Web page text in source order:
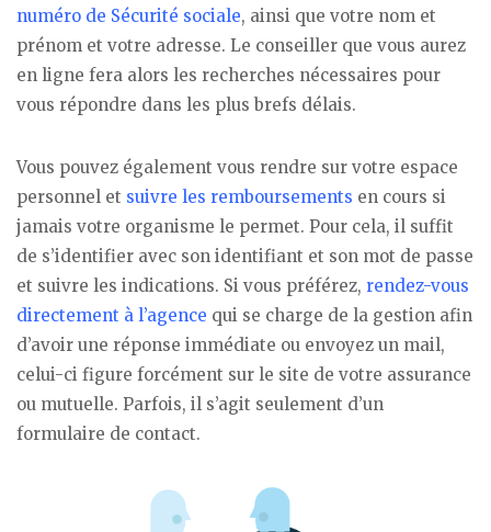
numéro de Sécurité sociale, ainsi que votre nom et
prénom et votre adresse. Le conseiller que vous aurez
en ligne fera alors les recherches nécessaires pour
vous répondre dans les plus brefs délais.
Vous pouvez également vous rendre sur votre espace
personnel et suivre les remboursements en cours si
jamais votre organisme le permet. Pour cela, il suffit
de s’identifier avec son identifiant et son mot de passe
et suivre les indications. Si vous préférez, rendez-vous
directement à l’agence qui se charge de la gestion afin
d’avoir une réponse immédiate ou envoyez un mail,
celui-ci figure forcément sur le site de votre assurance
ou mutuelle. Parfois, il s’agit seulement d’un
formulaire de contact.